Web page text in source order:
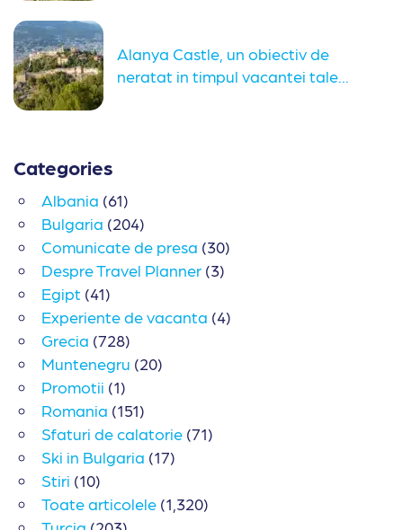
Alanya Castle, un obiectiv de
neratat in timpul vacantei tale...
Categories
Albania (61)
Bulgaria (204)
Comunicate de presa (30)
Despre Travel Planner (3)
Egipt (41)
Experiente de vacanta (4)
Grecia (728)
Muntenegru (20)
Promotii (1)
Romania (151)
Sfaturi de calatorie (71)
Ski in Bulgaria (17)
Stiri (10)
Toate articolele (1,320)